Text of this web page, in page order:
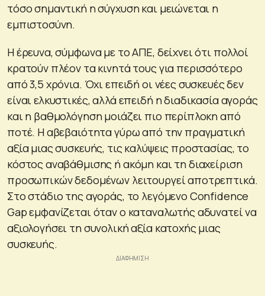
τόσο σημαντική η σύγχυση και μειώνεται η
εμπιστοσύνη.
Η έρευνα, σύμφωνα με το ΑΠΕ, δείχνει ότι πολλοί
κρατούν πλέον τα κινητά τους για περισσότερο
από 3,5 χρόνια. Όχι επειδή οι νέες συσκευές δεν
είναι ελκυστικές, αλλά επειδή η διαδικασία αγοράς
και η βαθμολόγηση μοιάζει πιο περίπλοκη από
ποτέ. Η αβεβαιότητα γύρω από την πραγματική
αξία μιας συσκευής, τις καλύψεις προστασίας, το
κόστος αναβάθμισης ή ακόμη και τη διαχείριση
προσωπικών δεδομένων λειτουργεί αποτρεπτικά.
Στο στάδιο της αγοράς, το λεγόμενο Confidence
Gap εμφανίζεται όταν ο καταναλωτής αδυνατεί να
αξιολογήσει τη συνολική αξία κατοχής μιας
συσκευής.